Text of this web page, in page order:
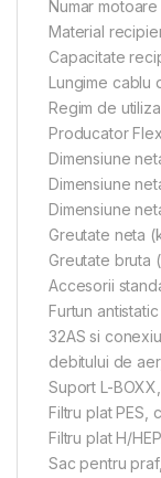
Numar
Material
Capacitate
Lungime cablu
Regim de
Producator Flex
Dimensiune
Dimensiune
Dimensiune
Greutate neta
Greutate bruta
Accesorii
Furtun
32AS si
debitului de aer,
Suport L-BOXX,
Filtru plat PES,
Filtru plat H/
Sac pentru praf,